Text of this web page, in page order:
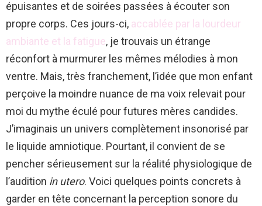
épuisantes et de soirées passées à écouter son
propre corps. Ces jours-ci, accablée par la lourdeur
ambiante et la fatigue, je trouvais un étrange
réconfort à murmurer les mêmes mélodies à mon
ventre. Mais, très franchement, l’idée que mon enfant
perçoive la moindre nuance de ma voix relevait pour
moi du mythe éculé pour futures mères candides.
J’imaginais un univers complètement insonorisé par
le liquide amniotique. Pourtant, il convient de se
pencher sérieusement sur la réalité physiologique de
l’audition in utero. Voici quelques points concrets à
garder en tête concernant la perception sonore du